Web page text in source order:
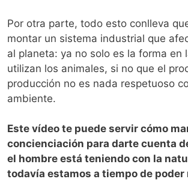
Por otra parte, todo esto conlleva
montar un sistema industrial que
al planeta: ya no solo es la forma en
utilizan los animales, si no que el
producción no es nada respetuoso
ambiente.
Este vídeo te puede servir cómo
concienciación para darte cuenta
el hombre está teniendo con la
todavía estamos a tiempo de poder